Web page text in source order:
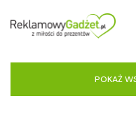
POKAŻ